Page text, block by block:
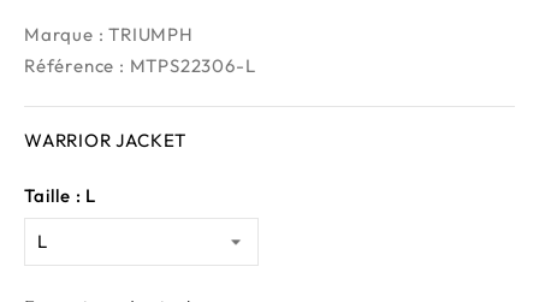
Marque : TRIUMPH
Référence : MTPS22306-L
WARRIOR JACKET
Taille : L